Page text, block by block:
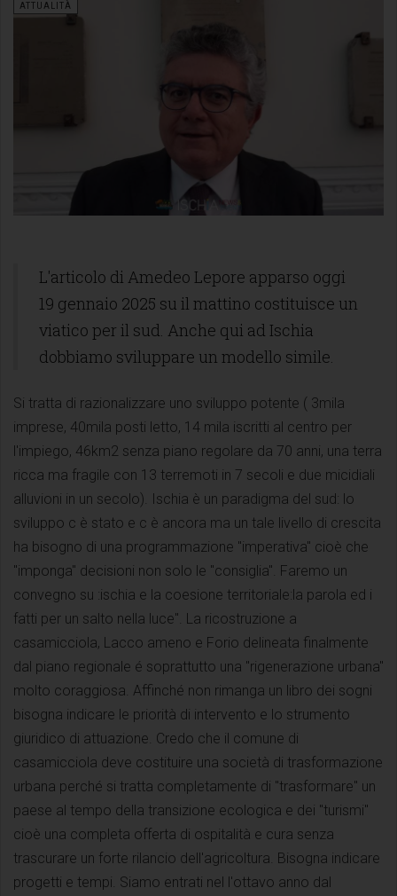
ATTUALITÀ
L'articolo di Amedeo Lepore apparso oggi
19 gennaio 2025 su il mattino costituisce un
viatico per il sud. Anche qui ad Ischia
dobbiamo sviluppare un modello simile.
Si tratta di razionalizzare uno sviluppo potente ( 3mila
imprese, 40mila posti letto, 14 mila iscritti al centro per
l'impiego, 46km2 senza piano regolare da 70 anni, una terra
ricca ma fragile con 13 terremoti in 7 secoli e due micidiali
alluvioni in un secolo). Ischia è un paradigma del sud: lo
sviluppo c è stato e c è ancora ma un tale livello di crescita
ha bisogno di una programmazione "imperativa" cioè che
"imponga" decisioni non solo le "consiglia". Faremo un
convegno su :ischia e la coesione territoriale:la parola ed i
fatti per un salto nella luce". La ricostruzione a
casamicciola, Lacco ameno e Forio delineata finalmente
dal piano regionale é soprattutto una "rigenerazione urbana"
molto coraggiosa. Affinché non rimanga un libro dei sogni
bisogna indicare le priorità di intervento e lo strumento
giuridico di attuazione. Credo che il comune di
casamicciola deve costituire una società di trasformazione
urbana perché si tratta completamente di "trasformare" un
paese al tempo della transizione ecologica e dei "turismi"
cioè una completa offerta di ospitalità e cura senza
trascurare un forte rilancio dell'agricoltura. Bisogna indicare
progetti e tempi. Siamo entrati nel l'ottavo anno dal